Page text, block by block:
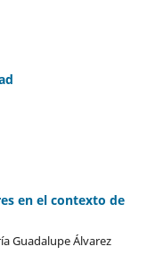
en el contexto de
Guadalupe Álvarez